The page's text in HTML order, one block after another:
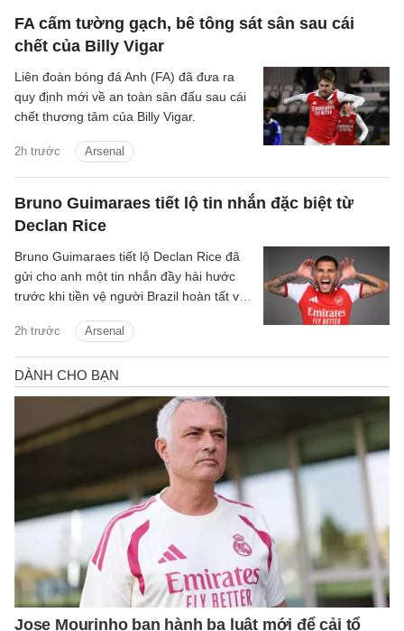
FA cấm tường gạch, bê tông sát sân sau cái
chết của Billy Vigar
2h trước Arsenal
Liên đoàn bóng đá Anh (FA) đã đưa ra
quy định mới về an toàn sân đấu sau cái
chết thương tâm của Billy Vigar.
Bruno Guimaraes tiết lộ tin nhắn đặc biệt từ
Declan Rice
2h trước Arsenal
Bruno Guimaraes tiết lộ Declan Rice đã
gửi cho anh một tin nhắn đầy hài hước
trước khi tiền vệ người Brazil hoàn tất vụ
Arsenal.